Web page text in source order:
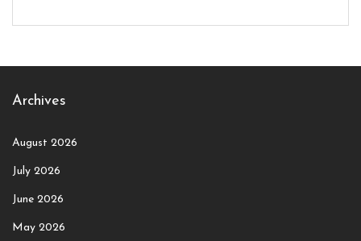
Archives
August 2026
July 2026
June 2026
May 2026